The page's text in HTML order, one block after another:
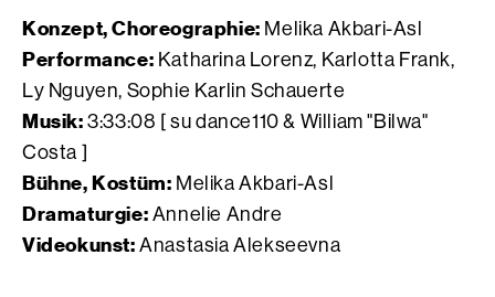
Konzept, Choreographie: Melika Akbari-Asl
Performance: Katharina Lorenz, Karlotta Frank,
Ly Nguyen, Sophie Karlin Schauerte
Musik: 3:33:08 [ su dance110 & William "Bilwa"
Costa ]
Bühne, Kostüm: Melika Akbari-Asl
Dramaturgie: Annelie Andre
Videokunst: Anastasia Alekseevna